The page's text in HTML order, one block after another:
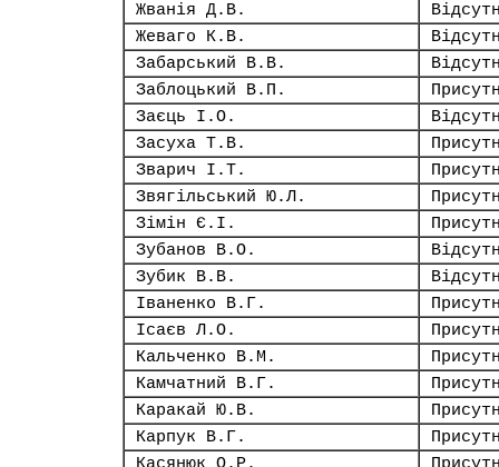
Жванія Д.В.
Жеваго К.В.
Забарський В.В.
Заблоцький В.П.
Заєць І.О.
Засуха Т.В.
Зварич І.Т.
Звягільський Ю.Л.
Зімін Є.І.
Зубанов В.О.
Зубик В.В.
Іваненко В.Г.
Ісаєв Л.О.
Кальченко В.М.
Камчатний В.Г.
Каракай Ю.В.
Карпук В.Г.